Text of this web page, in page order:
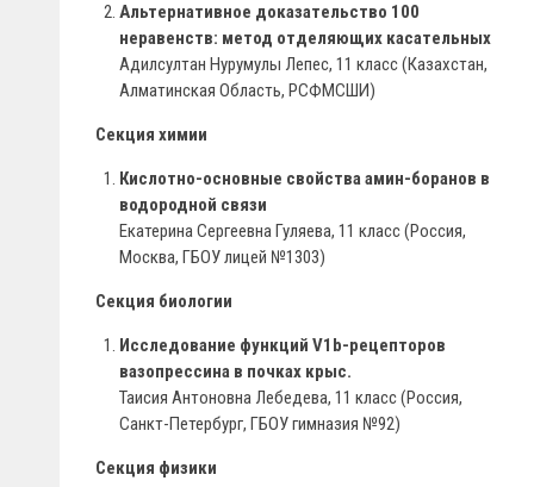
Альтернативное доказательство 100
неравенств: метод отделяющих касательных
Адилсултан Нурумулы Лепес, 11 класс (Казахстан,
Алматинская Область, РСФМСШИ)
Секция химии
Кислотно-основные свойства амин-боранов в
водородной связи
Екатерина Сергеевна Гуляева, 11 класс (Россия,
Москва, ГБОУ лицей №1303)
Секция биологии
Исследование функций V1b-рецепторов
вазопрессина в почках крыс.
Таисия Антоновна Лебедева, 11 класс (Россия,
Санкт-Петербург, ГБОУ гимназия №92)
Секция физики